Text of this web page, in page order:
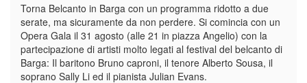
Torna Belcanto in Barga con un programma ridotto a due
serate, ma sicuramente da non perdere. Si comincia con un
Opera Gala il 31 agosto (alle 21 in piazza Angelio) con la
partecipazione di artisti molto legati al festival del belcanto di
Barga: Il baritono Bruno caproni, il tenore Alberto Sousa, il
soprano Sally Li ed il pianista Julian Evans.